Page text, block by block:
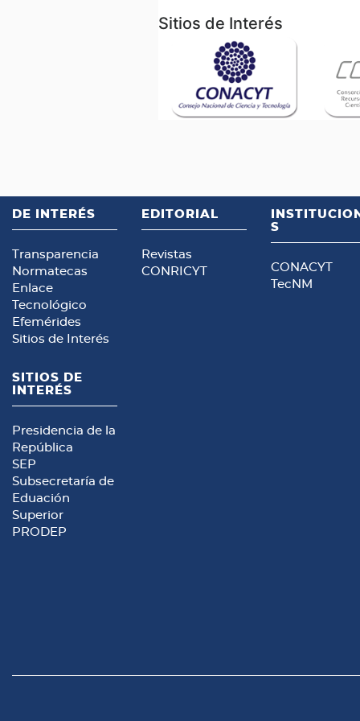
Sitios de Interés
DE INTERÉS
Transparencia
Normatecas
Enlace
Tecnológico
Efemérides
Sitios de Interés
SITIOS DE
INTERÉS
Presidencia de la
República
SEP
Subsecretaría de
Eduación
Superior
PRODEP
EDITORIAL
Revistas
CONRICYT
S
CONACYT
TecNM